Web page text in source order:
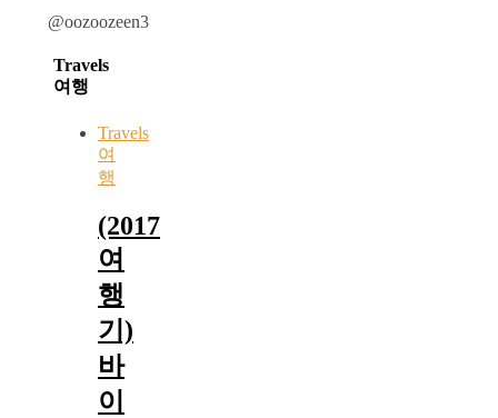
@oozoozeen3
Travels
여행
Travels
여
행
(2017
여
행
기)
바
이